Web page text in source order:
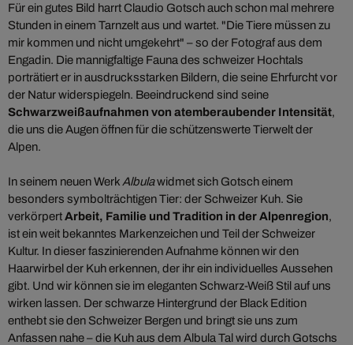
Für ein gutes Bild harrt Claudio Gotsch auch schon mal mehrere
Stunden in einem Tarnzelt aus und wartet. "Die Tiere müssen zu
mir kommen und nicht umgekehrt" – so der Fotograf aus dem
Engadin. Die mannigfaltige Fauna des schweizer Hochtals
porträtiert er in ausdrucksstarken Bildern, die seine Ehrfurcht vor
der Natur widerspiegeln. Beeindruckend sind seine
Schwarzweißaufnahmen von atemberaubender Intensität,
die uns die Augen öffnen für die schützenswerte Tierwelt der
Alpen.
In seinem neuen WerkAlbulawidmet sich Gotsch einem
besonders symbolträchtigen Tier: der Schweizer Kuh. Sie
verkörpertArbeit, Familie und Tradition in der Alpenregion,
ist ein weit bekanntes Markenzeichen und Teil der Schweizer
Kultur. In dieser faszinierenden Aufnahme können wir den
Haarwirbel der Kuh erkennen, der ihr ein individuelles Aussehen
gibt. Und wir können sie im eleganten Schwarz-Weiß Stil auf uns
wirken lassen. Der schwarze Hintergrund der Black Edition
enthebt sie den Schweizer Bergen und bringt sie uns zum
Anfassen nahe – die Kuh aus dem Albula Tal wird durch Gotschs